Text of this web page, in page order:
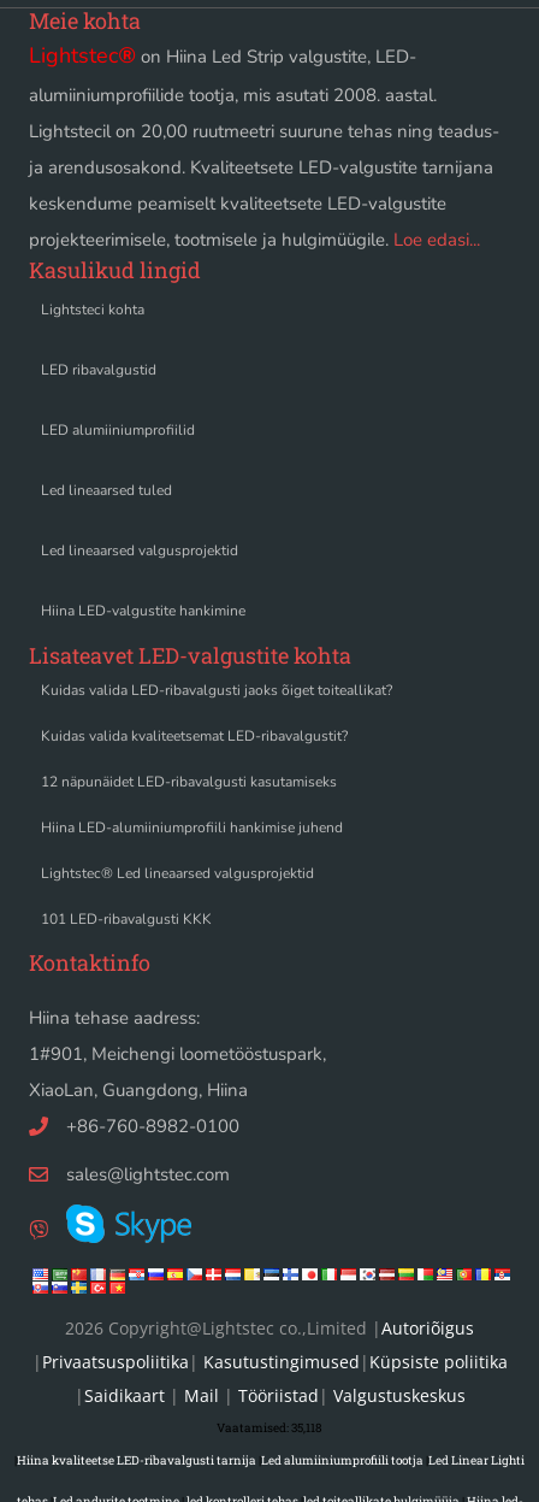
Meie kohta
Lightstec® on Hiina Led Strip valgustite, LED-
alumiiniumprofiilide tootja, mis asutati 2008. aastal.
Lightstecil on 20,00 ruutmeetri suurune tehas ning teadus-
ja arendusosakond. Kvaliteetsete LED-valgustite tarnijana
keskendume peamiselt kvaliteetsete LED-valgustite
projekteerimisele, tootmisele ja hulgimüügile. Loe edasi...
Kasulikud lingid
Lightsteci kohta
LED ribavalgustid
LED alumiiniumprofiilid
Led lineaarsed tuled
Led lineaarsed valgusprojektid
Hiina LED-valgustite hankimine
Lisateavet LED-valgustite kohta
Kuidas valida LED-ribavalgusti jaoks õiget toiteallikat?
Kuidas valida kvaliteetsemat LED-ribavalgustit?
12 näpunäidet LED-ribavalgusti kasutamiseks
Hiina LED-alumiiniumprofiili hankimise juhend
Lightstec® Led lineaarsed valgusprojektid
101 LED-ribavalgusti KKK
Kontaktinfo
Hiina tehase aadress:
1#901, Meichengi loometööstuspark,
XiaoLan, Guangdong, Hiina
+86-760-8982-0100
sales@lightstec.com
2026 Copyright@Lightstec co.,Limited |Autoriõigus
| Privaatsuspoliitika | Kasutustingimused | Küpsiste poliitika
|Saidikaart| Mail | Tööriistad | Valgustuskeskus
Vaatamised:35,118
|Hiina kvaliteetse LED-ribavalgusti tarnija |Led alumiiniumprofiili tootja |Led Linear Lighti